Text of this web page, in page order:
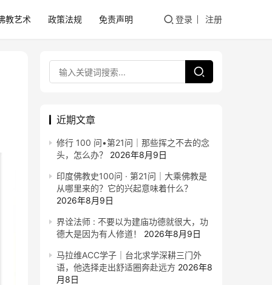
教艺术 政策法规 免责声明 登录 注册
近期文章
修行 100 问•第21问｜那些挥之不去的念
头，怎么办？
2026年8月9日
印度佛教史100问 · 第21问｜大乘佛教是
从哪里来的？它的兴起意味着什么？
2026年8月9日
界诠法师 : 不要以为建庙功德就很大，功
德大是因为有人修道！
2026年8月9日
马拉维ACC学子｜台北求学深耕三门外
语，他选择走出舒适圈奔赴远方 2026年8
月8日